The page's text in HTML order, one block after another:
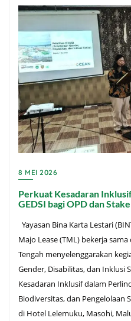
8 MEI 2026
Perkuat Kesadaran
GEDSI bagi OPD dan
Yayasan Bina Karta Lestari
Majo Lease (TML) bekerja
Tengah menyelenggarakan
Gender, Disabilitas, dan Inklusi
Kesadaran Inklusif dalam
Biodiversitas, dan Pengelolaan
di Hotel Lelemuku, Masohi,